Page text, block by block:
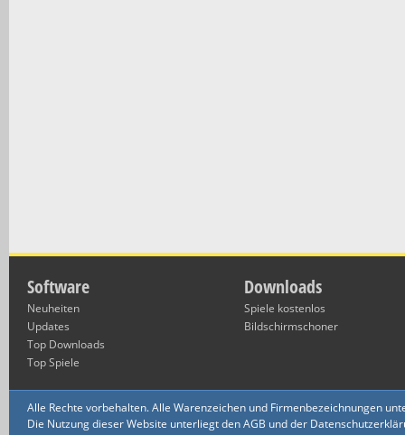
Software
Neuheiten
Updates
Top Downloads
Top Spiele
Downloads
Spiele kostenlos
Bildschirmschoner
Alle Rechte vorbehalten. Alle Warenzeichen und Firmenbezeichnungen
Die Nutzung dieser Website unterliegt den AGB und der